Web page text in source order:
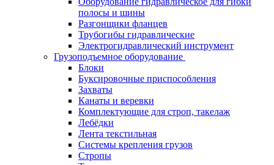
полосы и шины
Разгонщики фланцев
Трубогибы гидравлические
Электрогидравлический инструмент
Грузоподъемное оборудование
Блоки
Буксировочные приспособления
Захваты
Канаты и веревки
Комплектующие для строп, такелаж
Лебёдки
Лента текстильная
Системы крепления грузов
Стропы